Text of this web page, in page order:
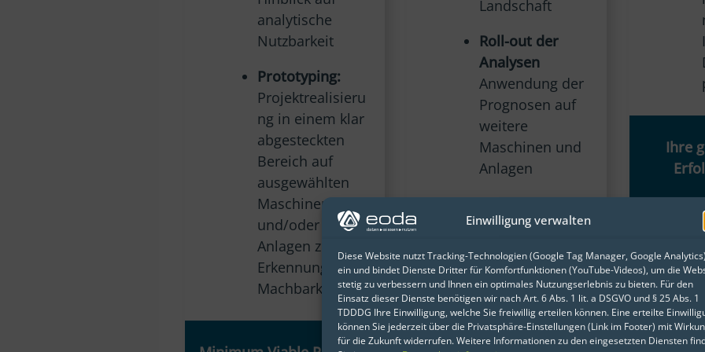
Einwilligung verwalten
Diese Website nutzt Tracking-Technologien (Google Tag Manager, Google Analytics)
ein und bindet Dienste Dritter für Komfortfunktionen (YouTube-Videos), um die
stetig zu verbessern und Ihnen ein optimales Nutzungserlebnis zu bieten. Für den
Einsatz dieser Dienste benötigen wir nach Art. 6 Abs. 1 lit. a DSGVO und § 25 Abs. 1
TDDDG Ihre Einwilligung, welche Sie freiwillig erteilen können. Eine erteilte
können Sie jederzeit über die Privatsphäre-Einstellungen (Link im Footer) mit
für die Zukunft widerrufen. Weitere Informationen zu den eingesetzten Diensten
analytische
Nutzbarkeit
Prototyping:
Projektrealisieru
ng in einem klar
abgesteckten
Bereich auf
ausgewählten
Maschinen
und/oder
Anlagen zur
Erkennung der
Machbarkeit
Landschaft
Roll-out der
Analysen
Anwendung der
Prognosen auf
weitere
Maschinen und
Anlagen
Condition-Monitoring-Portal
&
Predictive Maintenance
Ihre